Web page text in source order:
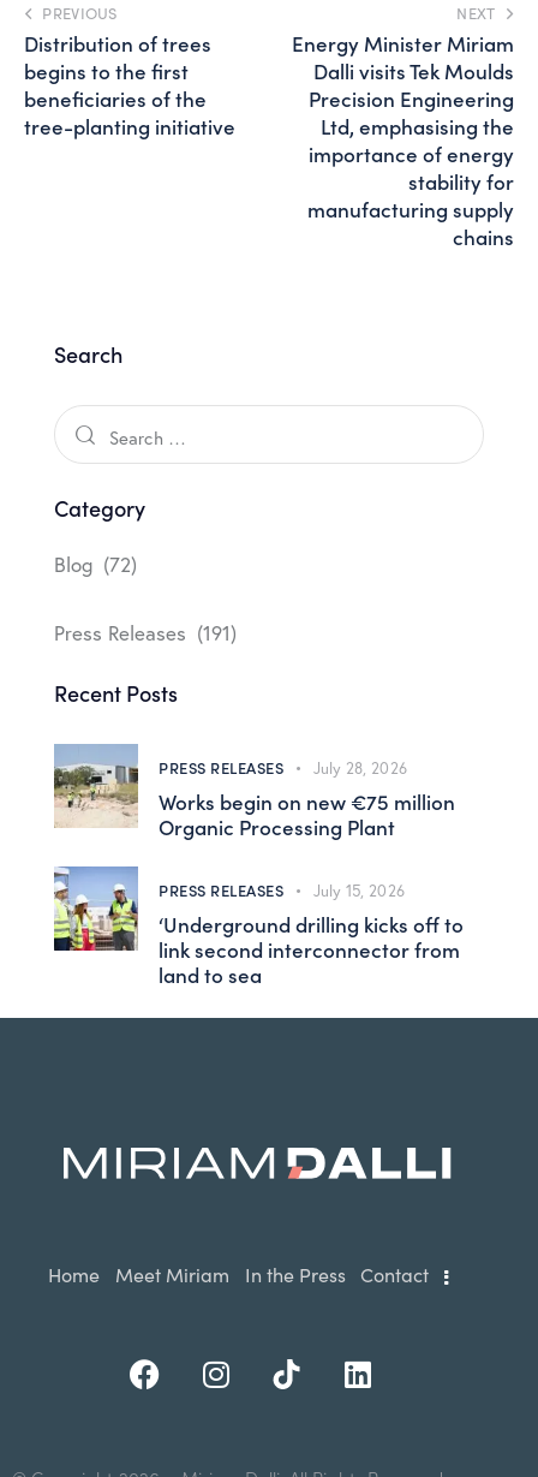
PREVIOUS
Distribution of trees
begins to the first
beneficiaries of the
tree-planting initiative
NEXT
Energy Minister Miriam
Dalli visits Tek Moulds
Precision Engineering
Ltd, emphasising the
importance of energy
stability for
manufacturing supply
chains
Search
Category
Blog (72)
Press Releases (191)
Recent Posts
PRESS RELEASES July 28, 2026
Works begin on new €75 million
Organic Processing Plant
PRESS RELEASES July 15, 2026
‘Underground drilling kicks off to
link second interconnector from
land to sea
Home Meet Miriam In the Press Contact